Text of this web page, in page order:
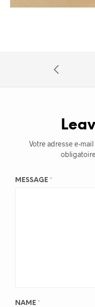
Votre adresse e-
MESSAGE *
NAME *